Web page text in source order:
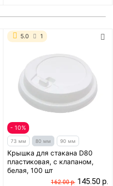
5.0 1
- 10%
73 мм 80 мм 90 мм
Крышка для стакана D80
пластиковая, с клапаном,
белая, 100 шт
162.00 р. 145.50 р.